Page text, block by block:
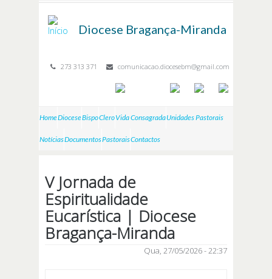
Diocese Bragança-Miranda
273 313 371 comunicacao.diocesebm@gmail.com
HomeDioceseBispoCleroVida ConsagradaUnidades Pastorais
NotíciasDocumentosPastoraisContactos
V Jornada de
Espiritualidade
Eucarística | Diocese
Bragança-Miranda
Qua, 27/05/2026 - 22:37